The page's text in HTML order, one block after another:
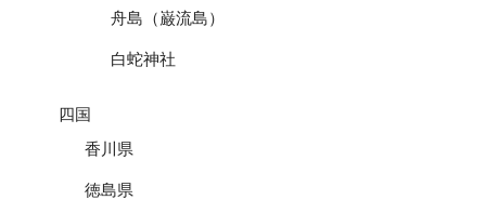
舟島（巌流島）
白蛇神社
四国
香川県
徳島県